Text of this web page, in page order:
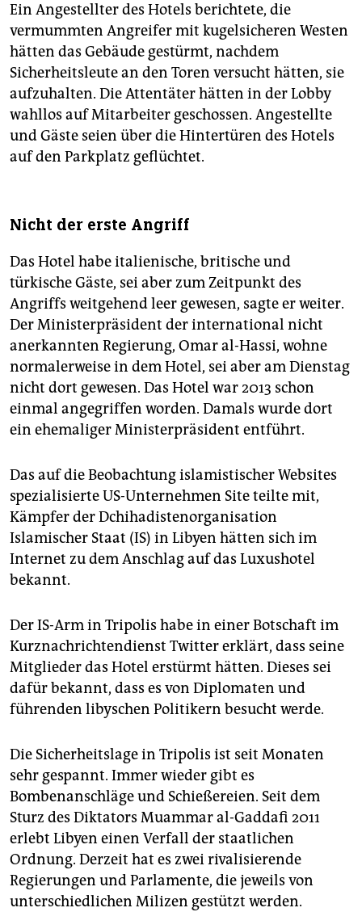
Ein Angestellter des Hotels berichtete, die
vermummten Angreifer mit kugelsicheren Westen
hätten das Gebäude gestürmt, nachdem
Sicherheitsleute an den Toren versucht hätten, sie
aufzuhalten. Die Attentäter hätten in der Lobby
wahllos auf Mitarbeiter geschossen. Angestellte
und Gäste seien über die Hintertüren des Hotels
auf den Parkplatz geflüchtet.
Nicht der erste Angriff
Das Hotel habe italienische, britische und
türkische Gäste, sei aber zum Zeitpunkt des
Angriffs weitgehend leer gewesen, sagte er weiter.
Der Ministerpräsident der international nicht
anerkannten Regierung, Omar al-Hassi, wohne
normalerweise in dem Hotel, sei aber am Dienstag
nicht dort gewesen. Das Hotel war 2013 schon
einmal angegriffen worden. Damals wurde dort
ein ehemaliger Ministerpräsident entführt.
Das auf die Beobachtung islamistischer Websites
spezialisierte US-Unternehmen Site teilte mit,
Kämpfer der Dchihadistenorganisation
Islamischer Staat (IS) in Libyen hätten sich im
Internet zu dem Anschlag auf das Luxushotel
bekannt.
Der IS-Arm in Tripolis habe in einer Botschaft im
Kurznachrichtendienst Twitter erklärt, dass seine
Mitglieder das Hotel erstürmt hätten. Dieses sei
dafür bekannt, dass es von Diplomaten und
führenden libyschen Politikern besucht werde.
Die Sicherheitslage in Tripolis ist seit Monaten
sehr gespannt. Immer wieder gibt es
Bombenanschläge und Schießereien. Seit dem
Sturz des Diktators Muammar al-Gaddafi 2011
erlebt Libyen einen Verfall der staatlichen
Ordnung. Derzeit hat es zwei rivalisierende
Regierungen und Parlamente, die jeweils von
unterschiedlichen Milizen gestützt werden.